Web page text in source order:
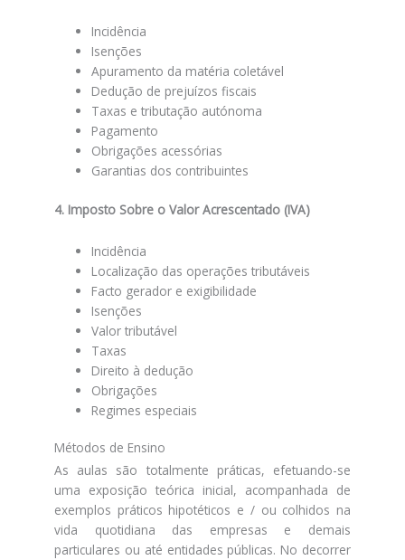
Incidência
Isenções
Apuramento da matéria coletável
Dedução de prejuízos fiscais
Taxas e tributação autónoma
Pagamento
Obrigações acessórias
Garantias dos contribuintes
4. Imposto Sobre o Valor Acrescentado (IVA)
Incidência
Localização das operações tributáveis
Facto gerador e exigibilidade
Isenções
Valor tributável
Taxas
Direito à dedução
Obrigações
Regimes especiais
Métodos de Ensino
As aulas são totalmente práticas, efetuando-se
uma exposição teórica inicial, acompanhada de
exemplos práticos hipotéticos e / ou colhidos na
vida quotidiana das empresas e demais
particulares ou até entidades públicas. No decorrer